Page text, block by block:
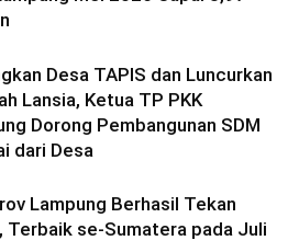
Desa TAPIS dan Luncurkan
Lansia, Ketua TP PKK
Dorong Pembangunan SDM
dari Desa
Lampung Berhasil Tekan
Terbaik se-Sumatera pada Juli